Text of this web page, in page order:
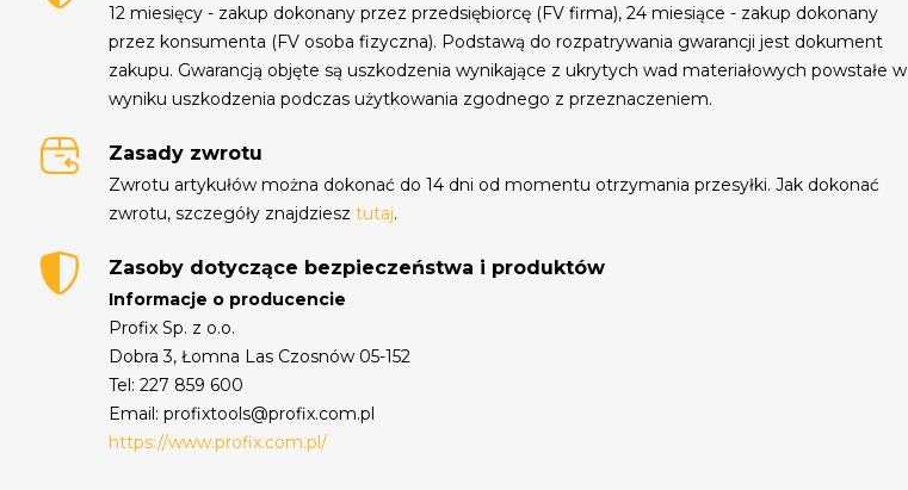
12 miesięcy - zakup dokonany przez przedsiębiorcę (FV firma), 24 miesiące - zakup dokonany
przez konsumenta (FV osoba fizyczna). Podstawą do rozpatrywania gwarancji jest dokument
zakupu. Gwarancją objęte są uszkodzenia wynikające z ukrytych wad materiałowych powstałe w
wyniku uszkodzenia podczas użytkowania zgodnego z przeznaczeniem.
Zasady zwrotu
Zwrotu artykułów można dokonać do 14 dni od momentu otrzymania przesyłki. Jak dokonać
zwrotu, szczegóły znajdziesztutaj.
Zasoby dotyczące bezpieczeństwa i produktów
Informacje o producencie
Profix Sp. z o.o.
Dobra 3, Łomna Las Czosnów 05-152
Tel: 227 859 600
Email: profixtools@profix.com.pl
https://www.profix.com.pl/